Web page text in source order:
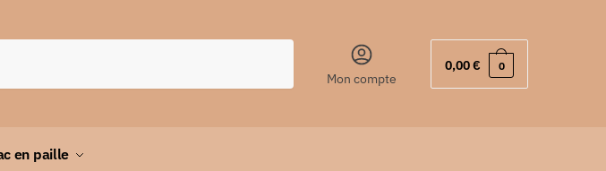
Mon compte
0,00€ 0
en paille